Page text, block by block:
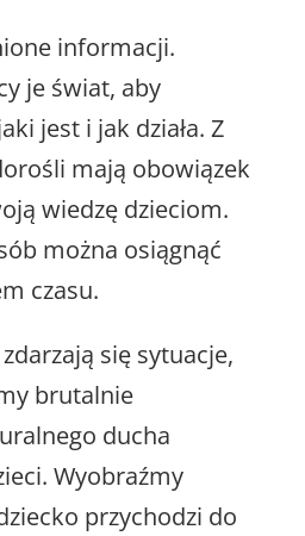
informacji.
je świat, aby
jest i jak działa. Z
mają obowiązek
wiedzę dzieciom.
można osiągnąć
czasu.
się sytuacje,
brutalnie
ducha
Wyobraźmy
przychodzi do